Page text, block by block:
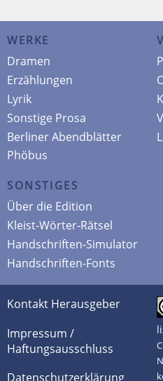
WERKE
Dramen
Erzählungen
Lyrik
Sonstige Prosa
Berliner Abendblätter
Phöbus
SONSTIGES
Über die Edition
Kleist-Wörter-Rätsel
Handschriften-Simulator
Handschriften-Fonts
Kontakt Herausgeber
Impressum /
Haftungsausschluss
Datenschutzerklärung